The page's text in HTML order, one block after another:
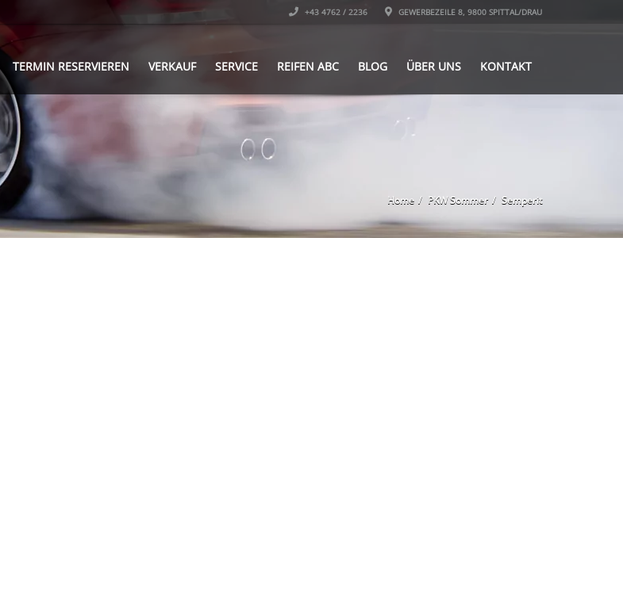
+43 4762 / 2236 GEWERBEZEILE 8, 9800 SPITTAL/DRAU
TERMIN RESERVIEREN VERKAUF SERVICE REIFEN ABC BLOG ÜBER UNS KONTAKT
Home PKW Sommer Semperit